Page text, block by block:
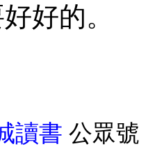
好的。
讀書 公眾號